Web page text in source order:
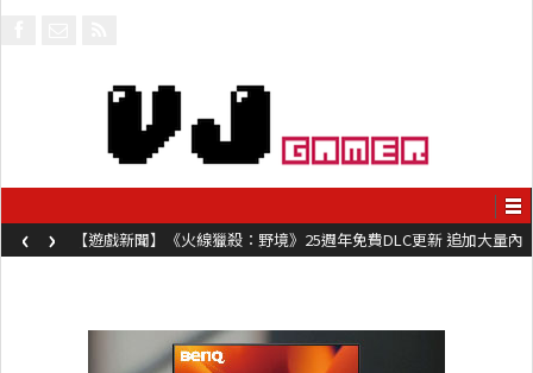
【遊戲新聞】《火線獵殺：野境》25週年免費DLC更新 追加大量內
容同時系舊作限時超平價折扣
‹ ›